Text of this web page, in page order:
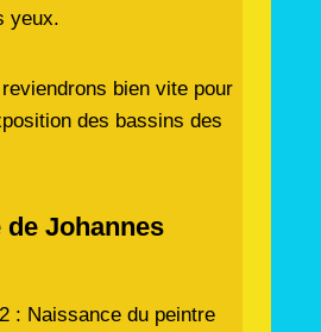
yeux.
bien vite pour
des bassins des
Johannes
: Naissance du peintre